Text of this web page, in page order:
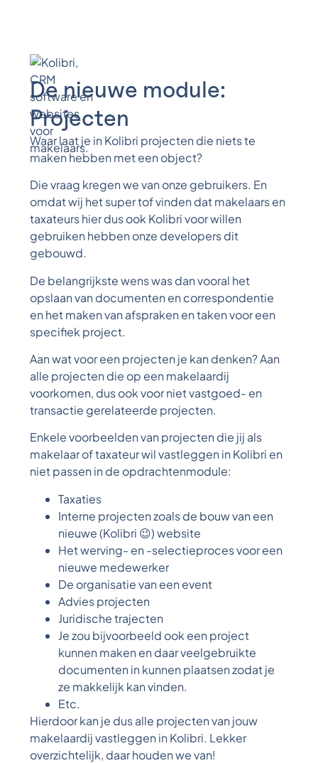
De nieuwe module:
Projecten
Waar laat je in Kolibri projecten die niets te
maken hebben met een object?
Die vraag kregen we van onze gebruikers. En
omdat wij het super tof vinden dat makelaars en
taxateurs hier dus ook Kolibri voor willen
gebruiken hebben onze developers dit
gebouwd.
De belangrijkste wens was dan vooral het
opslaan van documenten en correspondentie
en het maken van afspraken en taken voor een
specifiek project.
Aan wat voor een projecten je kan denken? Aan
alle projecten die op een makelaardij
voorkomen, dus ook voor niet vastgoed- en
transactie gerelateerde projecten.
Enkele voorbeelden van projecten die jij als
makelaar of taxateur wil vastleggen in Kolibri en
niet passen in de opdrachtenmodule:
Taxaties
Interne projecten zoals de bouw van een
nieuwe (Kolibri 😉) website
Het werving- en -selectieproces voor een
nieuwe medewerker
De organisatie van een event
Advies projecten
Juridische trajecten
Je zou bijvoorbeeld ook een project
kunnen maken en daar veelgebruikte
documenten in kunnen plaatsen zodat je
ze makkelijk kan vinden.
Etc.
Hierdoor kan je dus alle projecten van jouw
makelaardij vastleggen in Kolibri. Lekker
overzichtelijk, daar houden we van!